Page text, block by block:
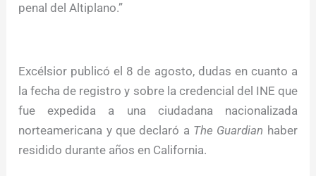
penal del Altiplano.”
Excélsior publicó el 8 de agosto, dudas en cuanto a
la fecha de registro y sobre la credencial del INE que
fue expedida a una ciudadana nacionalizada
norteamericana y que declaró a The Guardian haber
residido durante años en California.